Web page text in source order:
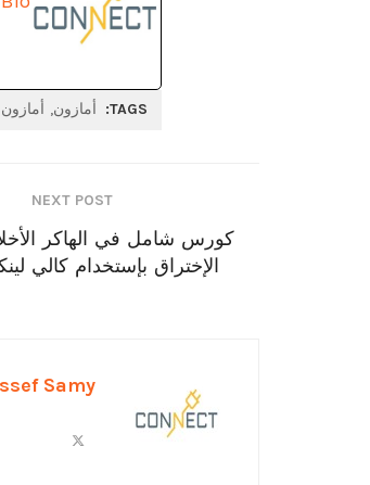
TAGS: أمازون
NEXT POST
كورس شامل في الهاكر
الإختراق بإستخدام كالي
Samy